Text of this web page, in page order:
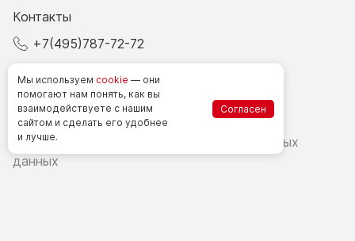
Контакты
+7(495)787-72-72
Счетчики посетителей в РФ
Политика в области обработки персональных
данных
Мы используем cookie — они
помогают нам понять, как вы
взаимодействуете с нашим
сайтом и сделать его удобнее
и лучше.
Согласен